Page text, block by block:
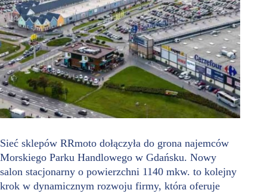
Sieć sklepów RRmoto dołączyła do grona najemców
Morskiego Parku Handlowego w Gdańsku. Nowy
salon stacjonarny o powierzchni 1140 mkw. to kolejny
krok w dynamicznym rozwoju firmy, która oferuje